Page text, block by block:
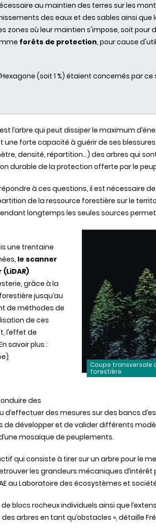
au maintien des terres sur les
des eaux et des sables ainsi que
où leur maintien s'impose, soit pour
forêts de protection, pour cause
(soit 1 %) étaient concernés par
l’arbre qui peut dissiper le maximum
une forte capacité à guérir de ses
densité, répartition…) des arbres qui
durable de la protection offerte par le
à ces questions, il est nécessaire
de la ressource forestière sur le
longtemps les seules sources
Coupe transversale
forestière
une trentaine
le scanner
grâce à la
jusqu’au
de méthodes de
de ces
l’effet de
savoir plus :
)
des
des mesures sur des bancs
développer et de valider différents
mosaïque de peuplements.
qui consiste à tirer sur un arbre pour le
les grandeurs mécaniques
auLaboratoire des écosystèmes et
blocs rocheux individuels ainsi que
arbres en tant qu’obstacles », détaille